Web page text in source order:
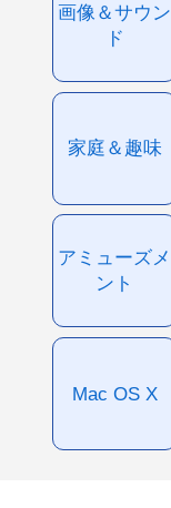
画像＆サウン
ド
家庭＆趣味
アミューズメ
ント
Mac OS X